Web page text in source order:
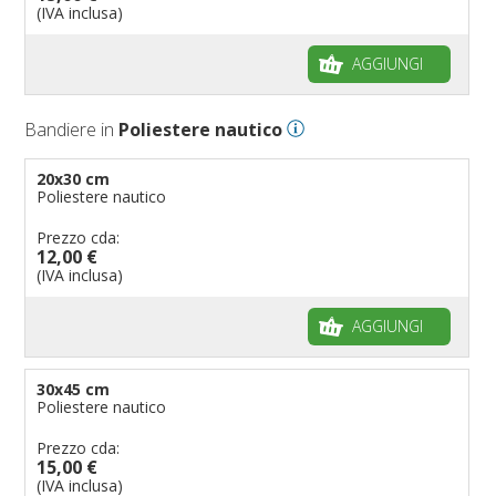
Bandiere per biciclette
Bandiere per eventi religiosi
Bandiere per ambasciate
Bandiere per riserve naturali e parchi
Bandiere per musicisti
pennoni per bandiere
(IVA inclusa)
AGGIUNGI
Bandiere in Poliestere nautico
20x30 cm
Poliestere nautico
Prezzo cda:
12,00 €
(IVA inclusa)
AGGIUNGI
30x45 cm
Poliestere nautico
Prezzo cda:
15,00 €
(IVA inclusa)